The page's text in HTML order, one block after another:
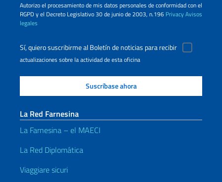
Autorizo ​​el procesamiento de mis datos personales de conformidad con el
RGPD y el Decreto Legislativo 30 de junio de 2003, n.196 PrivacyAvisos
legales
Sí, quiero suscribirme al Boletín de noticias para recibir
actualizaciones sobre la actividad de esta oficina
La Red Farnesina
La Farnesina – el MAECI
La Red Diplomática
Viaggiare sicuri